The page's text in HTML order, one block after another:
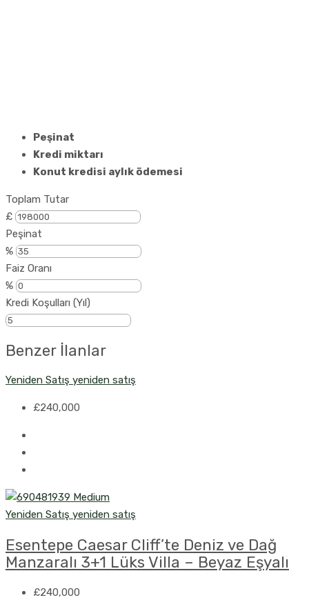
Peşinat
Kredi miktarı
Konut kredisi aylık ödemesi
Toplam Tutar
£
Peşinat
%
Faiz Oranı
%
Kredi Koşulları (Yıl)
Benzer İlanlar
Yeniden Satış yeniden satış
£240,000
Yeniden Satış yeniden satış
Esentepe Caesar Cliff’te Deniz ve Dağ
Manzaralı 3+1 Lüks Villa – Beyaz Eşyalı
£240,000